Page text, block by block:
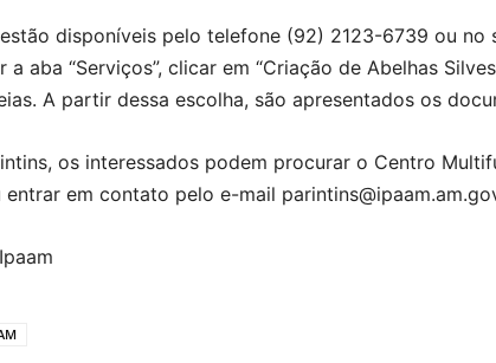
disponíveis pelo telefone (92) 2123-6739 ou
a aba “Serviços”, clicar em “Criação de Abelhas
A partir dessa escolha, são apresentados os
os interessados podem procurar o Centro
entrar em contato pelo e-mail